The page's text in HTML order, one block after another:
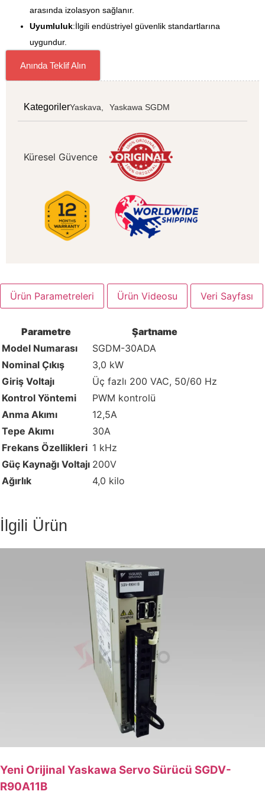
arasında izolasyon sağlanır.
Uyumluluk:İlgili endüstriyel güvenlik standartlarına
uygundur.
Anında Teklif Alın
KategorilerYaskava, Yaskawa SGDM
Küresel Güvence
Ürün Parametreleri Ürün Videosu Veri Sayfası
Parametre
Şartname
Model Numarası
SGDM-30ADA
Nominal Çıkış
3,0 kW
Giriş Voltajı
Üç fazlı 200 VAC, 50/60 Hz
Kontrol Yöntemi
PWM kontrolü
Anma Akımı
12,5A
Tepe Akımı
30A
Frekans Özellikleri 1 kHz
Güç Kaynağı Voltajı 200V
Ağırlık
4,0 kilo
İlgili Ürün
Yeni Orijinal Yaskawa Servo Sürücü SGDV-
R90A11B